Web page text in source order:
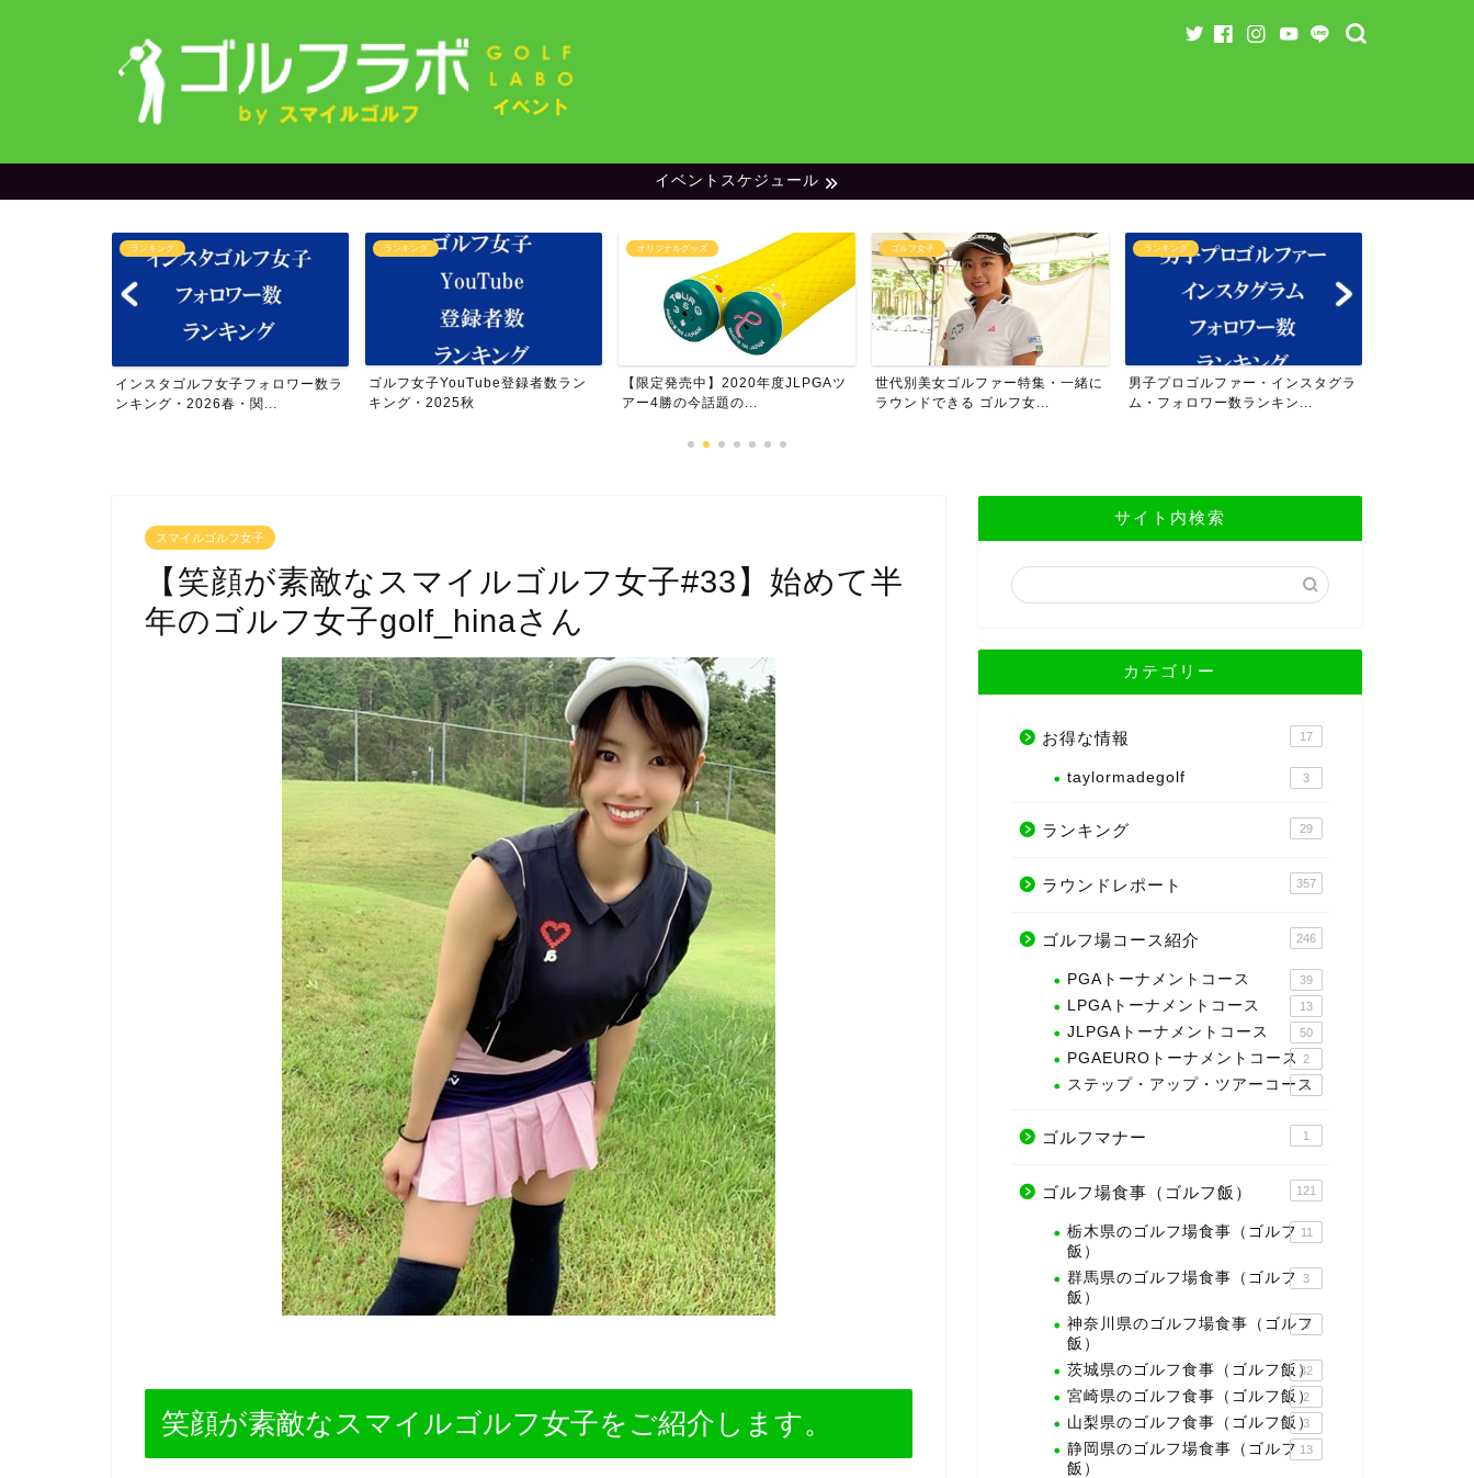
イベントスケジュール
ランキング
インスタゴルフ女子フォロワー数ラ
ンキング・2026春・関...
ランキング
ゴルフ女子YouTube登録者数ラン
キング・2025秋
オリジナルグッズ
【限定発売中】2020年度JLPGAツ
アー4勝の今話題の...
ゴルフ女子
世代別美女ゴルファー特集・一緒に
ラウンドできる ゴルフ女...
ランキング
男子プロゴルファー・インスタグラ
ム・フォロワー数ランキン...
スマイルゴルフ女子
【笑顔が素敵なスマイルゴルフ女子#33】始めて半
年のゴルフ女子golf_hinaさん
笑顔が素敵なスマイルゴルフ女子をご紹介します。
サイト内検索
カテゴリー
お得な情報 17
taylormadegolf 3
ランキング 29
ラウンドレポート 357
ゴルフ場コース紹介 246
PGAトーナメントコース 39
LPGAトーナメントコース 13
JLPGAトーナメントコース 50
PGAEUROトーナメントコース 2
ステップ・アップ・ツアーコース
3
ゴルフマナー 1
ゴルフ場食事（ゴルフ飯） 121
栃木県のゴルフ場食事（ゴルフ
飯）
11
群馬県のゴルフ場食事（ゴルフ
飯）
3
神奈川県のゴルフ場食事（ゴルフ
飯）
3
茨城県のゴルフ食事（ゴルフ飯）
32
宮崎県のゴルフ食事（ゴルフ飯）
2
山梨県のゴルフ食事（ゴルフ飯）
3
静岡県のゴルフ場食事（ゴルフ
飯）
13